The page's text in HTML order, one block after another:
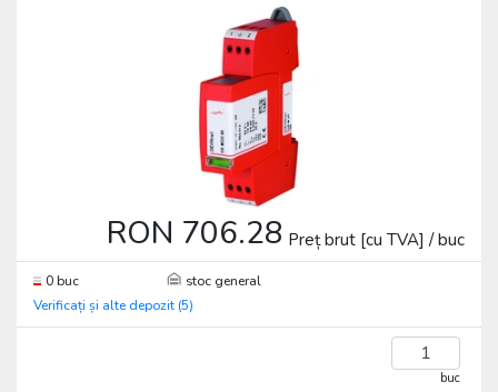
RON 706.28 Preț brut [cu TVA] / buc
0 buc
stoc general
Verificați și alte depozit (5)
buc